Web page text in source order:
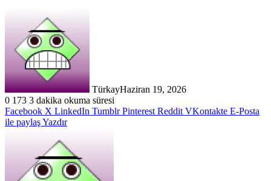
TürkayHaziran 19, 2026
0 173 3 dakika okuma süresi
Facebook X LinkedIn Tumblr Pinterest Reddit VKontakte E-Posta
ile paylaşYazdır